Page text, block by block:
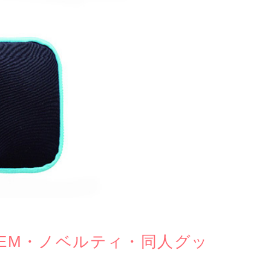
・ノベルティ・同人グッ